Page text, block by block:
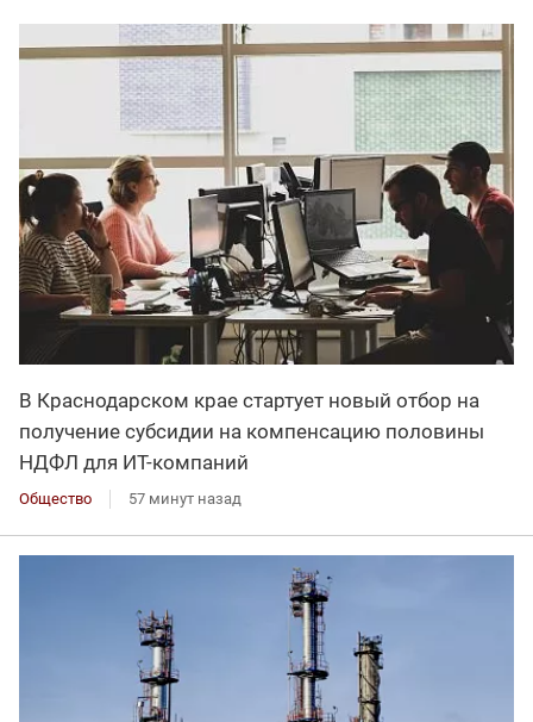
В Краснодарском крае стартует новый отбор на
получение субсидии на компенсацию половины
НДФЛ для ИT-компаний
Общество 57 минут назад